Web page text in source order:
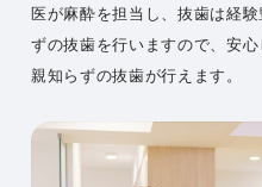
医が麻酔を担当し、抜歯は経
ずの抜歯を行いますので、安
親知らずの抜歯が行えます。